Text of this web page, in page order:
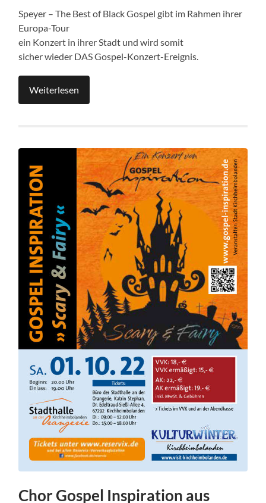
Speyer – The Best of Black Gospel gibt im Rahmen ihrer
Europa-Tour
ein Konzert in ihrer Stadt und wird somit
sicher wieder DAS Gospel-Konzert-Ereignis.
Weiterlesen
Chor Gospel Inspiration aus